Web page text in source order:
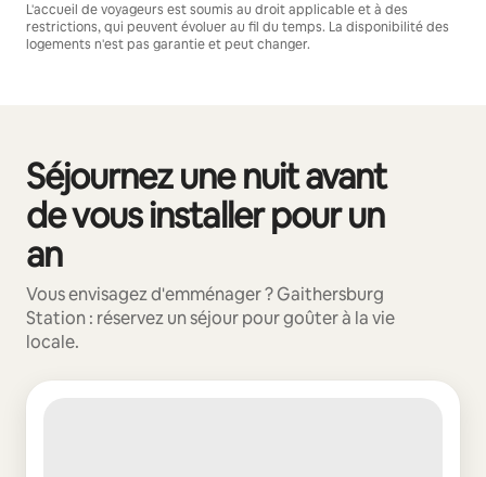
L'accueil de voyageurs est soumis au droit applicable et à des
restrictions, qui peuvent évoluer au fil du temps. La disponibilité des
logements n'est pas garantie et peut changer.
Séjournez une nuit avant
de vous installer pour un
an
Vous envisagez d'emménager ? Gaithersburg
Station : réservez un séjour pour goûter à la vie
locale.
0 sur 0 élément visible